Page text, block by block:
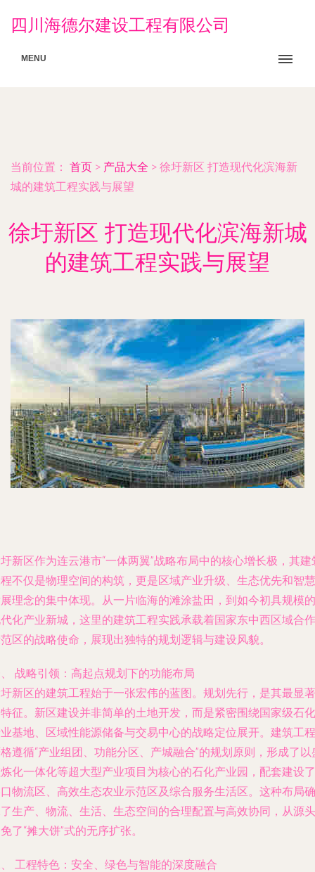
四川海德尔建设工程有限公司
MENU
当前位置： 首页 > 产品大全 > 徐圩新区 打造现代化滨海新
城的建筑工程实践与展望
徐圩新区 打造现代化滨海新城
的建筑工程实践与展望
新区作为连云港市“一体两翼”战略布局中的核心增长极，其建
不仅是物理空间的构筑，更是区域产业升级、生态优先和智慧
理念的集中体现。从一片临海的滩涂盐田，到如今初具规模的
化产业新城，这里的建筑工程实践承载着国家东中西区域合作
区的战略使命，展现出独特的规划逻辑与建设风貌。
战略引领：高起点规划下的功能布局
新区的建筑工程始于一张宏伟的蓝图。规划先行，是其最显著
征。新区建设并非简单的土地开发，而是紧密围绕国家级石化
基地、区域性能源储备与交易中心的战略定位展开。建筑工程
遵循“产业组团、功能分区、产城融合”的规划原则，形成了以
化一体化等超大型产业项目为核心的石化产业园，配套建设了
物流区、高效生态农业示范区及综合服务生活区。这种布局确
生产、物流、生活、生态空间的合理配置与高效协同，从源头
了“摊大饼”式的无序扩张。
工程特色：安全、绿色与智能的深度融合